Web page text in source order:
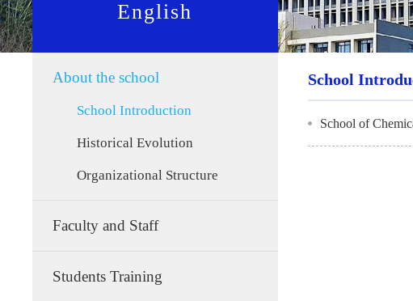
English
About the school
School Introduction
Historical Evolution
Organizational Structure
Faculty and Staff
Students Training
School
​School of